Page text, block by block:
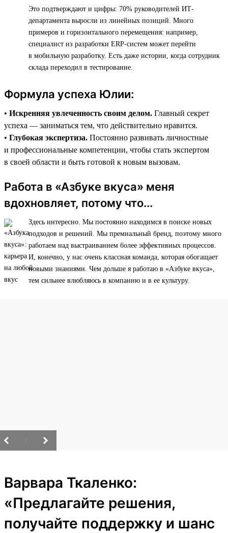
Это подтверждают и цифры: 70% руководителей ИТ-
департамента выросли из линейных позиций. Много
примеров и горизонтального перемещения: например,
специалист из разработки ERP-систем может перейти
в мобильную разработку. Есть даже истории, когда сотрудник
склада переходил в тестирование.
Формула успеха Юлии:
• Искренняя увлеченность своим делом. Главный секрет
успеха — заниматься тем, что действительно нравится.
• Глубокая экспертиза. Постоянно развивать личностные
и профессиональные компетенции, чтобы стать экспертом
в своей области и быть готовой к новым вызовам.
Работа в «Азбуке вкуса» меня
вдохновляет, потому что...
Здесь интересно. Мы постоянно находимся в поиске новых
подходов и решений. Мы премиальный бренд, поэтому много
работаем над выстраиванием более эффективных процессов.
И, конечно, у нас очень классная команда, которая обогащает
новыми знаниями. Чем дольше я работаю в «Азбуке вкуса»,
тем сильнее влюбляюсь в компанию и в ее культуру.
Варвара Ткаленко:
«Предлагайте решения,
получайте поддержку и шанс